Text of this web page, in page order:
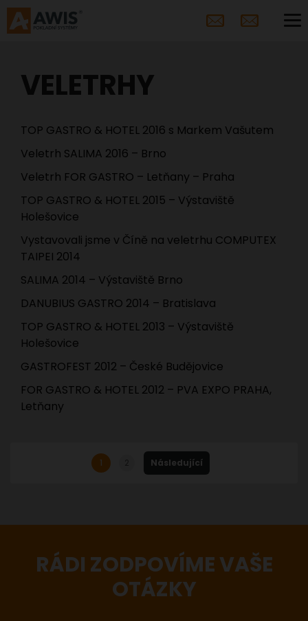
VELETRHY
TOP GASTRO & HOTEL 2016 s Markem Vašutem
Veletrh SALIMA 2016 – Brno
Veletrh FOR GASTRO – Letňany – Praha
TOP GASTRO & HOTEL 2015 – Výstaviště
Holešovice
Vystavovali jsme v Číně na veletrhu COMPUTEX
TAIPEI 2014
SALIMA 2014 – Výstaviště Brno
DANUBIUS GASTRO 2014 – Bratislava
TOP GASTRO & HOTEL 2013 – Výstaviště
Holešovice
GASTROFEST 2012 – České Budějovice
FOR GASTRO & HOTEL 2012 – PVA EXPO PRAHA,
Letňany
STRÁNKOVÁNÍ
1 Následující
RÁDI ZODPOVÍME VAŠE
OTÁZKY